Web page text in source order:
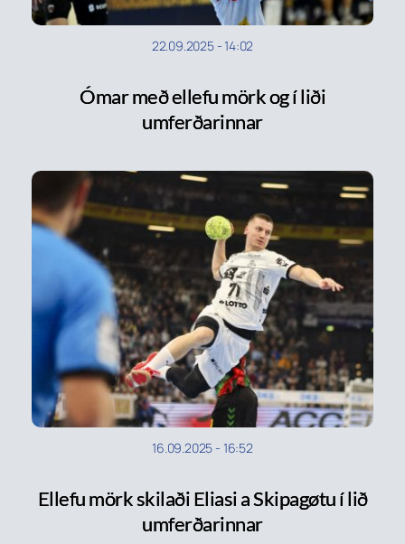
22.09.2025-14:02
Ómar með ellefu mörk og í liði
umferðarinnar
16.09.2025 - 16:52
Ellefu mörk skilaði Eliasi a Skipagøtu í lið
umferðarinnar